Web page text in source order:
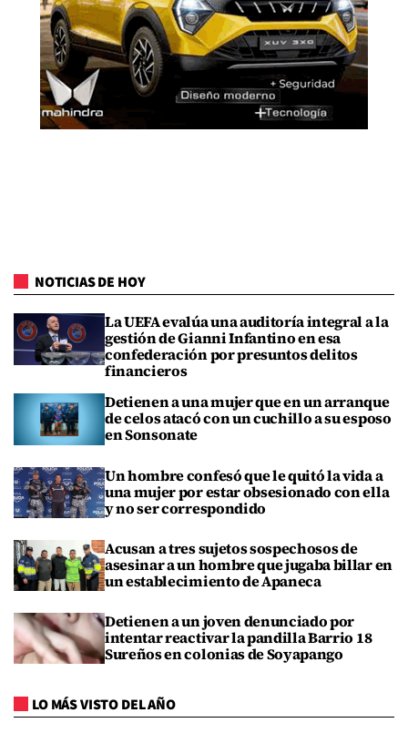
NOTICIAS DE HOY
La UEFA evalúa una auditoría integral a la
gestión de Gianni Infantino en esa
confederación por presuntos delitos
financieros
Detienen a una mujer que en un arranque
de celos atacó con un cuchillo a su esposo
en Sonsonate
Un hombre confesó que le quitó la vida a
una mujer por estar obsesionado con ella
y no ser correspondido
Acusan a tres sujetos sospechosos de
asesinar a un hombre que jugaba billar en
un establecimiento de Apaneca
Detienen a un joven denunciado por
intentar reactivar la pandilla Barrio 18
Sureños en colonias de Soyapango
LO MÁS VISTO DEL AÑO